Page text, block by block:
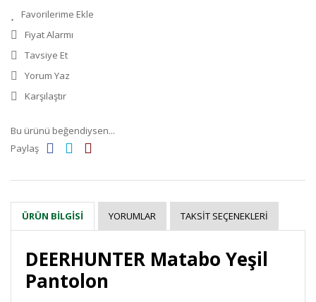
Fiyat Alarmı
Tavsiye Et
Yorum Yaz
Karşılaştır
Bu ürünü beğendiysen...
Paylaş
ÜRÜN BILGISI YORUMLAR TAKSIT SEÇENEKLERI
DEERHUNTER Matabo Yeşil
Pantolon